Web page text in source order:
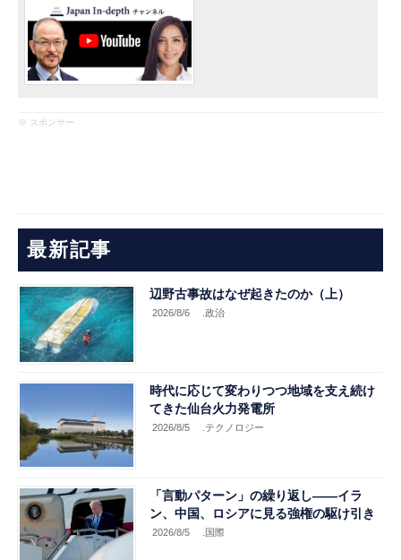
※ スポンサー
最新記事
辺野古事故はなぜ起きたのか（上）
2026/8/6 .政治
時代に応じて変わりつつ地域を支え続け
てきた仙台火力発電所
2026/8/5 .テクノロジー
「言動パターン」の繰り返し――イラ
ン、中国、ロシアに見る強権の駆け引き
2026/8/5 .国際